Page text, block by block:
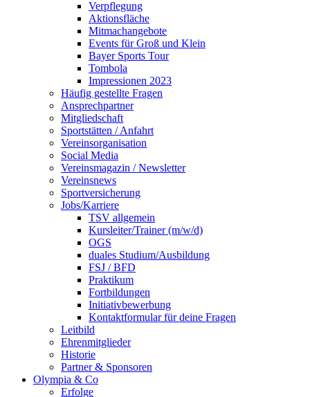
Verpflegung
Aktionsfläche
Mitmachangebote
Events für Groß und Klein
Bayer Sports Tour
Tombola
Impressionen 2023
Häufig gestellte Fragen
Ansprechpartner
Mitgliedschaft
Sportstätten / Anfahrt
Vereinsorganisation
Social Media
Vereinsmagazin / Newsletter
Vereinsnews
Sportversicherung
Jobs/Karriere
TSV allgemein
Kursleiter/Trainer (m/w/d)
OGS
duales Studium/Ausbildung
FSJ / BFD
Praktikum
Fortbildungen
Initiativbewerbung
Kontaktformular für deine Fragen
Leitbild
Ehrenmitglieder
Historie
Partner & Sponsoren
Olympia & Co
Erfolge